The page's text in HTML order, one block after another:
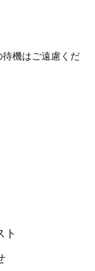
機はご遠慮くだ
ト